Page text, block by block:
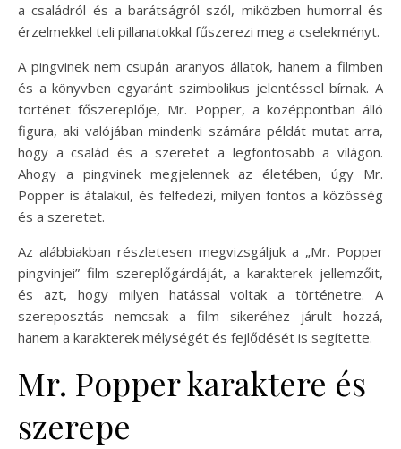
a családról és a barátságról szól, miközben humorral és
érzelmekkel teli pillanatokkal fűszerezi meg a cselekményt.
A pingvinek nem csupán aranyos állatok, hanem a filmben
és a könyvben egyaránt szimbolikus jelentéssel bírnak. A
történet főszereplője, Mr. Popper, a középpontban álló
figura, aki valójában mindenki számára példát mutat arra,
hogy a család és a szeretet a legfontosabb a világon.
Ahogy a pingvinek megjelennek az életében, úgy Mr.
Popper is átalakul, és felfedezi, milyen fontos a közösség
és a szeretet.
Az alábbiakban részletesen megvizsgáljuk a „Mr. Popper
pingvinjei” film szereplőgárdáját, a karakterek jellemzőit,
és azt, hogy milyen hatással voltak a történetre. A
szereposztás nemcsak a film sikeréhez járult hozzá,
hanem a karakterek mélységét és fejlődését is segítette.
Mr. Popper karaktere és
szerepe